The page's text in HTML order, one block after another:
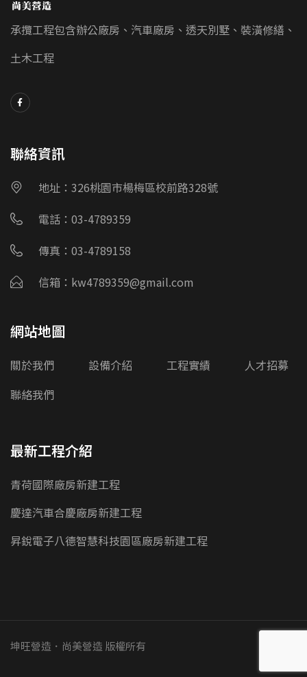
承攬工程包含辦公廠房、汽車廠房、透天別墅、裝潢修繕、
土木工程
聯絡資訊
地址：326桃園市楊梅區校前路328號
電話：03-4789359
傳真：03-4789158
信箱：kw4789359@gmail.com
網站地圖
關於我們 設備介紹 工程實績
人才招募
聯絡我們
最新工程介紹
青荷國際廠房新建工程
慶達汽車合慶廠房新建工程
昇銳電子八德智慧科技園區廠房新建工程
坤旺營造．尚美營造 版權所有